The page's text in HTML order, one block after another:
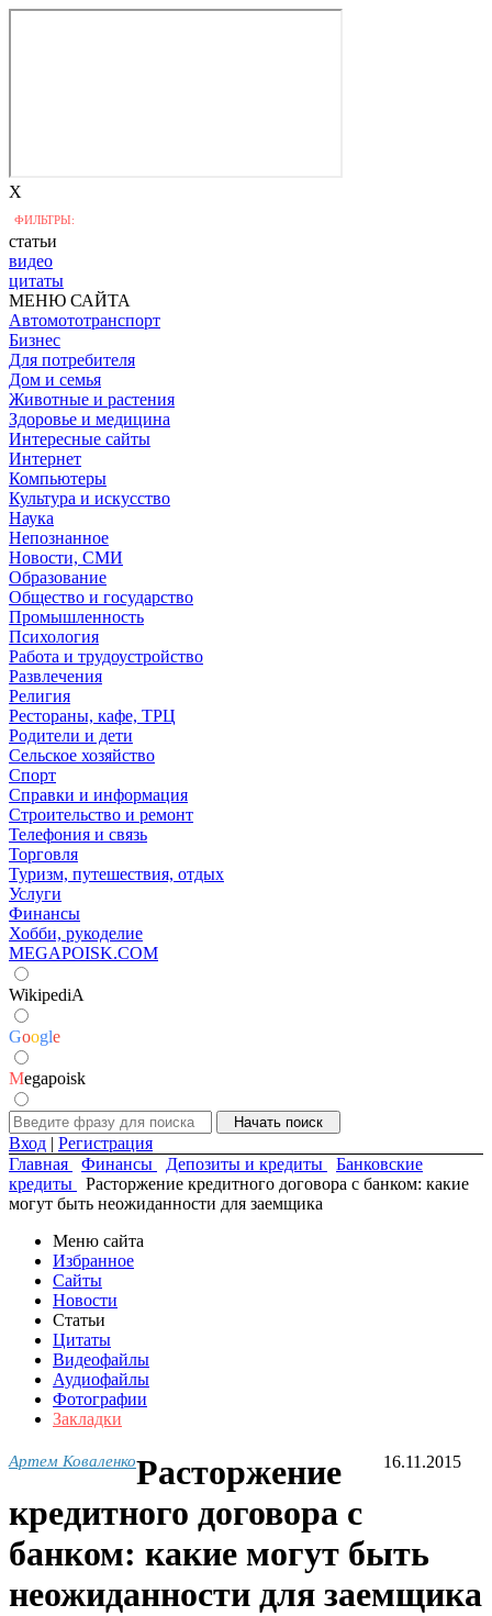
X
ФИЛЬТРЫ:
статьи
видео
цитаты
МЕНЮ САЙТА
Автомототранспорт
Бизнес
Для потребителя
Дом и семья
Животные и растения
Здоровье и медицина
Интересные сайты
Интернет
Компьютеры
Культура и искусство
Наука
Непознанное
Новости, СМИ
Образование
Общество и государство
Промышленность
Психология
Работа и трудоустройство
Развлечения
Религия
Рестораны, кафе, ТРЦ
Родители и дети
Сельское хозяйство
Спорт
Справки и информация
Строительство и ремонт
Телефония и связь
Торговля
Туризм, путешествия, отдых
Услуги
Финансы
Хобби, рукоделие
MEGAPOISK.COM
WikipediA
Google
Megapoisk
Вход | Регистрация
Главная
Финансы Депозиты и кредиты
Банковские
кредиты
Расторжение кредитного договора с банком: какие
могут быть неожиданности для заемщика
Меню сайта
Избранное
Сайты
Новости
Статьи
Цитаты
Видеофайлы
Аудиофайлы
Фотографии
Закладки
Артем Коваленко 16.11.2015
Расторжение
кредитного договора с
банком: какие могут быть
неожиданности для заемщика